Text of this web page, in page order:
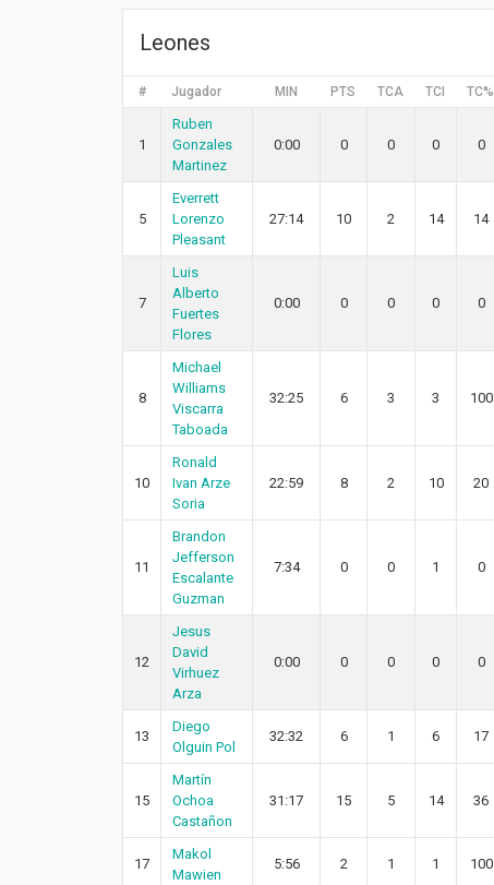
Leones
# Jugador MIN PTS TCA TCI TC%
1
Ruben
Gonzales
Martinez
0:00 0 0 0 0
5
Everrett
Lorenzo
Pleasant
27:14 10 2 14 14
7
Luis
Alberto
Fuertes
Flores
0:00 0 0 0 0
8
Michael
Williams
Viscarra
Taboada
32:25 6 3 3 100
10
Ronald
Ivan Arze
Soria
22:59 8 2 10 20
11
Brandon
Jefferson
Escalante
Guzman
7:34 0 0 1 0
12
Jesus
David
Virhuez
Arza
0:00 0 0 0 0
13
Diego
Olguin Pol
32:32 6 1 6 17
15
Martín
Ochoa
Castañon
31:17 15 5 14 36
17
Makol
Mawien
5:56 2 1 1 100